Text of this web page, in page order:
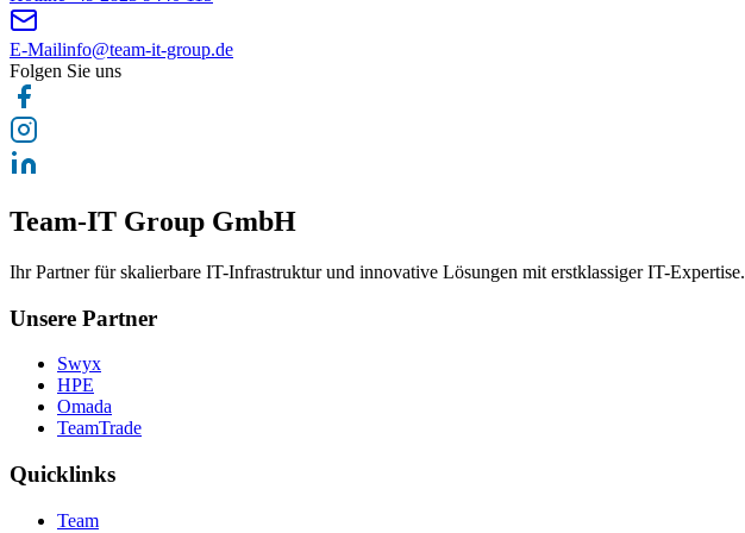
E-Mailinfo@team-it-group.de
Folgen Sie uns
Team-IT Group GmbH
Ihr Partner für skalierbare IT-Infrastruktur und innovative Lösungen mit erstklassiger IT-Expertise.
Unsere Partner
Swyx
HPE
Omada
TeamTrade
Quicklinks
Team